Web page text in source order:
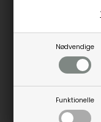
Nødvendige
Funktionelle